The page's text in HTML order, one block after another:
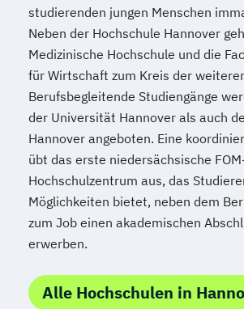
studierenden jungen Menschen
Neben der Hochschule Hannover
Medizinische Hochschule und die
für Wirtschaft zum Kreis der
Berufsbegleitende Studiengänge
der Universität Hannover als auch
Hannover angeboten. Eine
übt das erste niedersächsische
Hochschulzentrum aus, das
Möglichkeiten bietet, neben dem
zum Job einen akademischen
erwerben.
Alle Hochschulen in